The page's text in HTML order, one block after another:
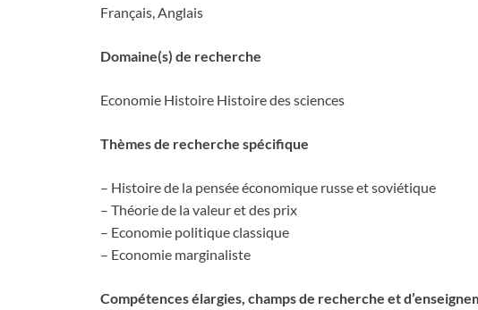
Français, Anglais
Domaine(s) de recherche
Economie Histoire Histoire des sciences
Thèmes de recherche spécifique
– Histoire de la pensée économique russe et soviétique
– Théorie de la valeur et des prix
– Economie politique classique
– Economie marginaliste
Compétences élargies, champs de recherche et